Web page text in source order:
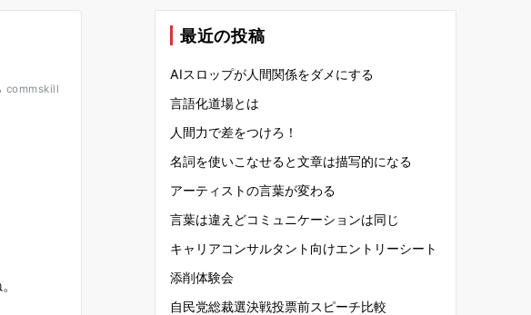
commskill
最近の投稿
AIスロップが人間関係をダメにする
言語化道場とは
人間力で差をつけろ！
名詞を使いこなせると文章は描写的になる
アーティストの言葉が変わる
言葉は違えどコミュニケーションは同じ
キャリアコンサルタント向けエントリーシート
添削体験会
自民党総裁選決戦投票前スピーチ比較